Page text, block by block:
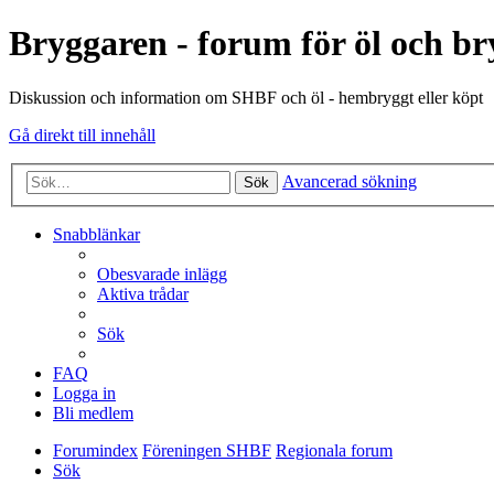
Bryggaren - forum för öl och
Diskussion och information om SHBF och öl - hembryggt eller köpt
Gå direkt till innehåll
Sök Avancerad sökning
Snabblänkar
Obesvarade inlägg
Aktiva trådar
Sök
FAQ
Logga in
Bli medlem
Forumindex Föreningen SHBF Regionala forum
Sök